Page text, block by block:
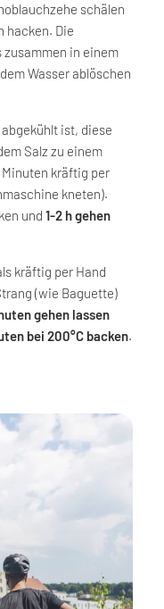
schälen
hacken. Die
in einem
Wasser ablöschen
ist, diese
Salz zu einem
kräftig per
kneten).
und 1-2 h gehen
kräftig per Hand
(wie Baguette)
gehen lassen
bei 200°C backen.